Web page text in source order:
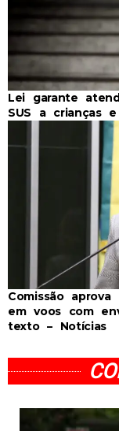
Lei garante
SUS a crianças
Comissão
em voos com
texto – Notícias